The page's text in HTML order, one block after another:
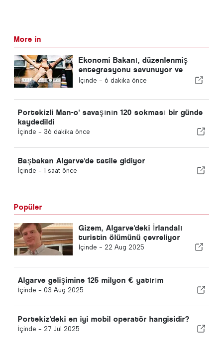
More in
Ekonomi Bakanı, düzenlenmiş
entegrasyonu savunuyor ve
göçmenler için hızlı bir kanal
İçinde - 6 dakika önce
Portekizli Man-o' savaşının 120 sokması bir günde
kaydedildi
İçinde - 36 dakika önce
Başbakan Algarve'de tatile gidiyor
İçinde - 1 saat önce
Popüler
Gizem, Algarve'deki İrlandalı
turistin ölümünü çevreliyor
İçinde - 22 Aug 2025
Algarve gelişimine 125 milyon € yatırım
İçinde - 03 Aug 2025
Portekiz'deki en iyi mobil operatör hangisidir?
İçinde - 27 Jul 2025